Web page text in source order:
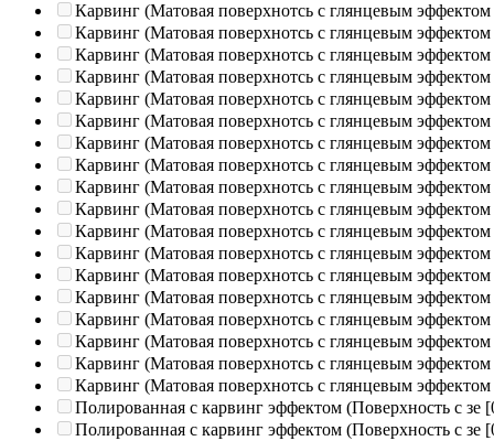
Карвинг (Матовая поверхнотсь с глянцевым эффектом
Карвинг (Матовая поверхнотсь с глянцевым эффектом
Карвинг (Матовая поверхнотсь с глянцевым эффектом
Карвинг (Матовая поверхнотсь с глянцевым эффектом
Карвинг (Матовая поверхнотсь с глянцевым эффектом
Карвинг (Матовая поверхнотсь с глянцевым эффектом
Карвинг (Матовая поверхнотсь с глянцевым эффектом
Карвинг (Матовая поверхнотсь с глянцевым эффектом
Карвинг (Матовая поверхнотсь с глянцевым эффектом
Карвинг (Матовая поверхнотсь с глянцевым эффектом
Карвинг (Матовая поверхнотсь с глянцевым эффектом
Карвинг (Матовая поверхнотсь с глянцевым эффектом
Карвинг (Матовая поверхнотсь с глянцевым эффектом
Карвинг (Матовая поверхнотсь с глянцевым эффектом
Карвинг (Матовая поверхнотсь с глянцевым эффектом
Карвинг (Матовая поверхнотсь с глянцевым эффектом
Карвинг (Матовая поверхнотсь с глянцевым эффектом
Карвинг (Матовая поверхнотсь с глянцевым эффектом
Полированная c карвинг эффектом (Поверхность с зе
Полированная c карвинг эффектом (Поверхность с зе